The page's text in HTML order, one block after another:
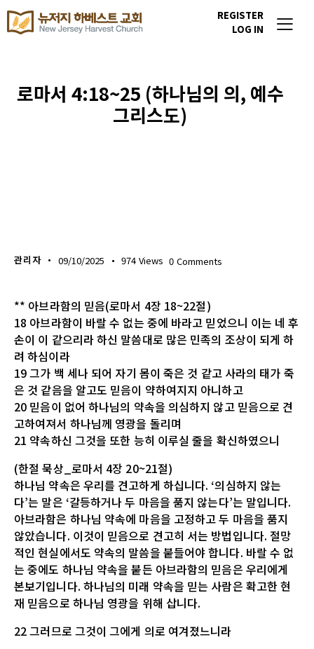
REGISTER
LOG IN
로마서 4:18~25 (하나님의 의, 예수
그리스도)
관리자 09/10/2025 974 Views 0 Comments
** 아브라함의 믿음(로마서 4장 18~22절)
18 아브라함이 바랄 수 없는 중에 바라고 믿었으니 이는 네 후
손이 이 같으리라 하신 말씀대로 많은 민족의 조상이 되게 하
려 하심이라
19 그가 백 세나 되어 자기 몸이 죽은 것 같고 사라의 태가 죽
은 것 같음을 알고도 믿음이 약하여지지 아니하고
20 믿음이 없어 하나님의 약속을 의심하지 않고 믿음으로 견
고하여져서 하나님께 영광을 돌리며
21 약속하신 그것을 또한 능히 이루실 줄을 확신하였으니
(한절 묵상_로마서 4장 20~21절)
하나님 약속은 우리를 견고하게 하십니다. ‘의심하지 않는
다’는 말은 ‘갈등하거나 두 마음을 품지 않는다’는 말입니다.
아브라함은 하나님 약속에 마음을 고정하고 두 마음을 품지
않았습니다. 이것이 믿음으로 견고히 서는 방법입니다. 절망
적인 현실에서도 약속의 말씀을 붙들어야 합니다. 바랄 수 없
는 중에도 하나님 약속을 붙든 아브라함의 믿음은 우리에게
본보기입니다. 하나님의 미래 약속을 믿는 사람은 확고한 현
재 믿음으로 하나님 영광을 위해 삽니다.
22 그러므로 그것이 그에게 의로 여겨졌느니라